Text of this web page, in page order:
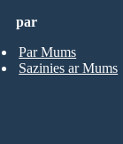
par
Par Mums
Sazinies ar Mums